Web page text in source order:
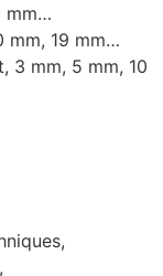
mm…
mm, 19 mm…
3 mm, 5 mm, 10